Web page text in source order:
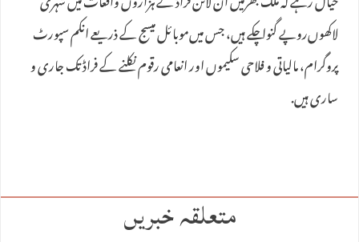
لاکھوں‌روپے گنوا چکے ہیں، جس میں‌موبائل میسج کے ذریعے انکم سپورٹ
پروگرام، مالیاتی و فلاحی سکیموں‌ اور انعامی رقوم نکلنے کے فراڈ تک جاری و
ساری ہیں.
متعلقہ خبریں